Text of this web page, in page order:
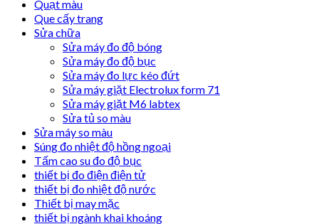
Quạt màu
Que cấy trang
Sửa chữa
Sửa máy đo độ bóng
Sửa máy đo độ bục
Sửa máy đo lực kéo đứt
Sửa máy giặt Electrolux form 71
Sửa máy giặt M6 labtex
Sửa tủ so màu
Sửa máy so màu
Súng đo nhiệt độ hồng ngoại
Tấm cao su đo độ bục
thiết bị đo điện điện tử
thiết bị đo nhiệt độ nước
Thiết bị may mặc
thiết bị ngành khai khoáng